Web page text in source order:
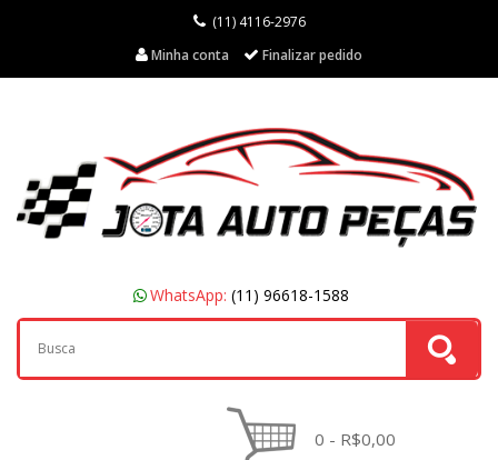
(11) 4116-2976
Minha conta
Finalizar pedido
WhatsApp: (11) 96618-1588
0 - R$0,00